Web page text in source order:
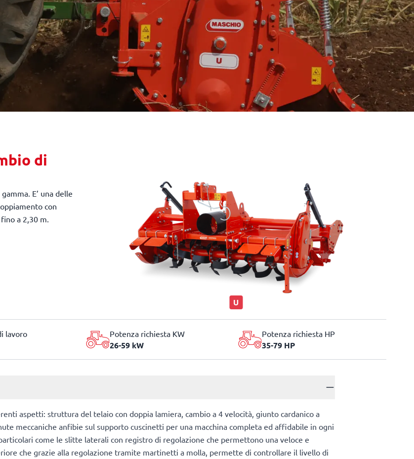
di
E’ una delle
con
a 2,30 m.
U
lavoro Potenza richiesta KW
26-59 kW
Potenza richiesta HP
35-79 HP
aspetti: struttura del telaio con doppia lamiera, cambio a 4 velocità, giunto cardanico a
meccaniche anfibie sul supporto cuscinetti per una macchina completa ed affidabile in ogni
come le slitte laterali con registro di regolazione che permettono una veloce e
che grazie alla regolazione tramite martinetti a molla, permette di controllare il livello di